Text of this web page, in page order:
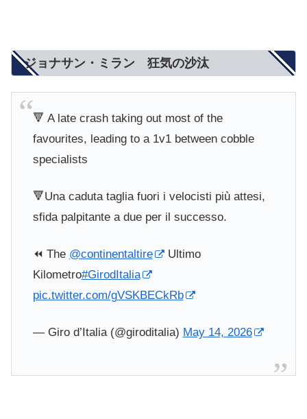
ジョナサン・ミラン 狂気の沙汰
🔻 A late crash taking out most of the
favourites, leading to a 1v1 between cobble
specialists
🔻Una caduta taglia fuori i velocisti più attesi,
sfida palpitante a due per il successo.
⏪ The @continentaltire
Ultimo
Kilometro#GirodItalia
pic.twitter.com/gVSKBECkRb
— Giro d’Italia (@giroditalia) May 14, 2026